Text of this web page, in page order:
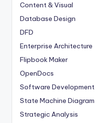
Content & Visual
Database Design
DFD
Enterprise Architecture
Flipbook Maker
OpenDocs
Software Development
State Machine Diagram
Strategic Analysis